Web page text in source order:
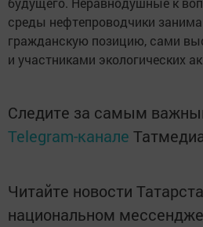
среды нефтепроводчики
гражданскую позицию, сами
и участниками экологических
Следите за самым
Telegram-канале
Читайте новости
национальном